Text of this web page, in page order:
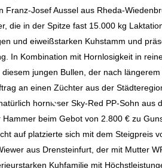
Franz-Josef Aussel aus Rheda-
die in der Spitze fast 15.000 kg
und eiweißstarken Kuhstamm und
In Kombination mit Hornlosigkeit in
jungen Bullen, der nach
an einen Züchter aus der
hornloser Sky-Red PP-Sohn aus
beim Gebot von 2.800 € zu
auf platzierte sich mit dem Steigpreis
aus Drensteinfurt, der mit Mutter
Kuhfamilie mit